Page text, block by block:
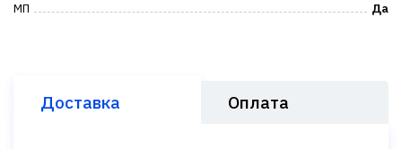
МП Да
Доставка Оплата